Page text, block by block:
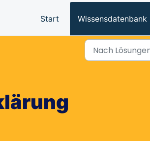
Start Wissensdatenbank